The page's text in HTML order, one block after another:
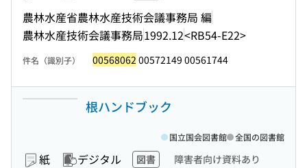
農林水産省農林水産技術会議事務局 編
農林水産技術会議事務局1992.12<RB54-E22>
件名（識別子） 00568062 00572149 00561744
根ハンドブック
紙 デジタル 図書 障害者向け資料あり
国立国会図書館 全国の図書館